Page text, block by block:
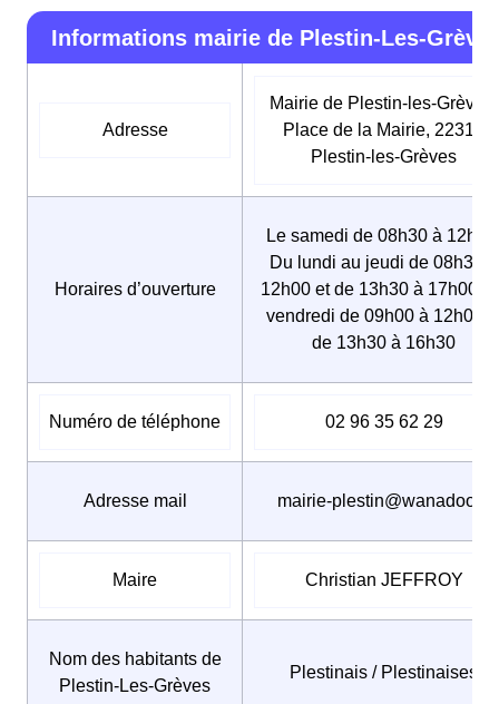
Informations mairie de Plestin-Les-
Adresse
Mairie de Plestin-les-Grèves,
Place de la Mairie, 22310
Plestin-les-Grèves
Horaires d’ouverture
Le samedi de 08h30 à
Du lundi au jeudi de 08h30 à
12h00 et de 13h30 à 17h00,
vendredi de 09h00 à 12h00
de 13h30 à 16h30
Numéro de téléphone 02 96 35 62 29
Adresse mail mairie-plestin@wanadoo.fr
Maire Christian JEFFROY
Nom des habitants de
Plestin-Les-Grèves
Plestinais / Plestinaises